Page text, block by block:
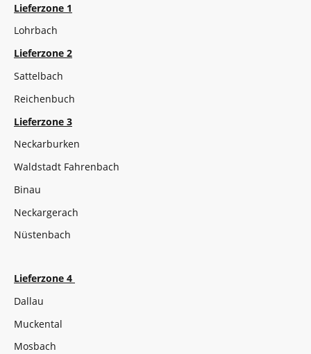
Lieferzone 1
Lohrbach
Lieferzone 2
Sattelbach
Reichenbuch
Lieferzone 3
Neckarburken
Waldstadt Fahrenbach
Binau
Neckargerach
Nüstenbach
Lieferzone 4
Dallau
Muckental
Mosbach